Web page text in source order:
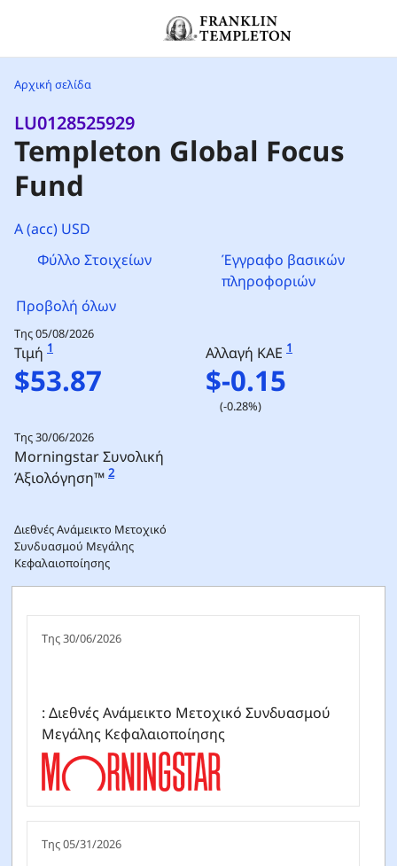
Αρχική σελίδα
LU0128525929
Templeton Global Focus
Fund
A (acc) USD
Φύλλο Στοιχείων
Έγγραφο βασικών
πληροφοριών
Προβολή όλων
Της 05/08/2026
Τιμή 1
$53.87
Αλλαγή ΚΑΕ 1
$-0.15
(-0.28%)
Της 30/06/2026
Morningstar Συνολική
Άξιολόγηση™ 2
Διεθνές Ανάμεικτο Μετοχικό
Συνδυασμού Μεγάλης
Κεφαλαιοποίησης
Της 30/06/2026
: Διεθνές Ανάμεικτο Μετοχικό Συνδυασμού
Μεγάλης Κεφαλαιοποίησης
Της 05/31/2026